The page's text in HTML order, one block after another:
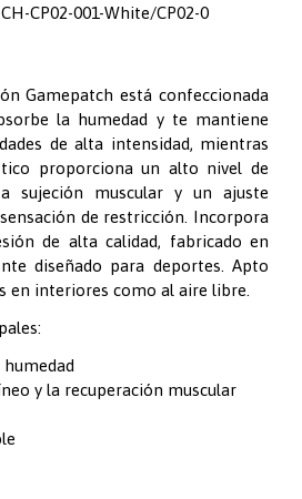
CP02-001-White/CP02-0
Gamepatch está confeccionada
la humedad y te mantiene
de alta intensidad, mientras
proporciona un alto nivel de
sujeción muscular y un ajuste
de restricción. Incorpora
de alta calidad, fabricado en
diseñado para deportes. Apto
en interiores como al aire libre.
y la recuperación muscular